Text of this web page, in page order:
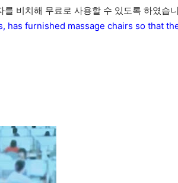
비치해 무료로 사용할 수 있도록 하였습
has furnished massage chairs so that